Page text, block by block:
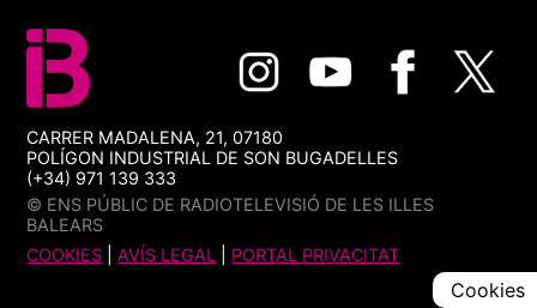
CARRER MADALENA, 21, 07180
POLÍGON INDUSTRIAL DE SON BUGADELLES
(+34) 971 139 333
© ENS PÚBLIC DE RADIOTELEVISIÓ DE LES ILLES
BALEARS
COOKIES |AVÍS LEGAL PORTAL PRIVACITAT
Cookies